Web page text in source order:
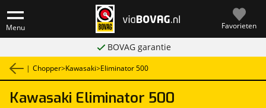
Menu Favorieten
BOVAG garantie
| Chopper>Kawasaki>Eliminator 500
Kawasaki Eliminator 500